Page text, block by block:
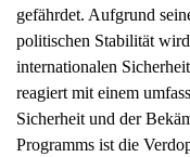
gefährdet. Aufgrund
politischen Stabilität
internationalen
reagiert mit einem
Sicherheit und der
Programms ist die